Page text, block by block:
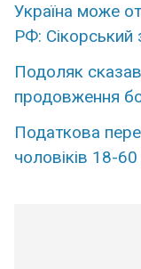
Україна може
РФ:
Подоляк
продовження
Податкова
чоловіків 18-